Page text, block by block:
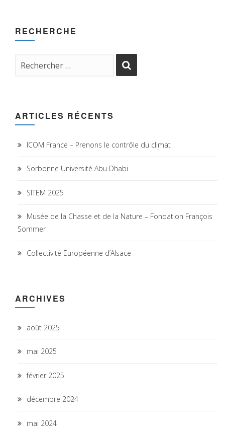
RECHERCHE
ARTICLES RÉCENTS
ICOM France – Prenons le contrôle du climat
Sorbonne Université Abu Dhabi
SITEM 2025
Musée de la Chasse et de la Nature – Fondation François
Sommer
Collectivité Européenne d’Alsace
ARCHIVES
août 2025
mai 2025
février 2025
décembre 2024
mai 2024